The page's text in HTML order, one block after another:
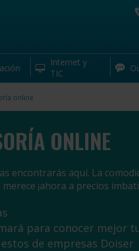
Internet y
TIC
online
ONLINE
encontrarás aquí. La
¡ahora a precios
para conocer mejor
de empresas Doiser